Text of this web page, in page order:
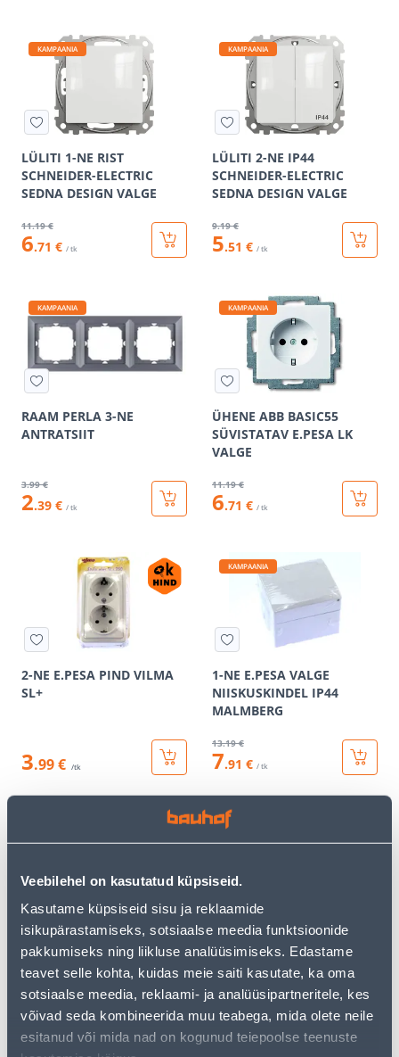
Veebilehel on kasutatud küpsiseid.
Kasutame küpsiseid sisu ja reklaamide
isikupärastamiseks, sotsiaalse meedia funktsioonide
pakkumiseks ning liikluse analüüsimiseks. Edastame
teavet selle kohta, kuidas meie saiti kasutate, ka oma
sotsiaalse meedia, reklaami- ja analüüsipartneritele, kes
võivad seda kombineerida muu teabega, mida olete neile
esitanud või mida nad on kogunud teiepoolse teenuste
KAMPAANIA
LÜLITI 1-NE RIST
SCHNEIDER-ELECTRIC
SEDNA DESIGN VALGE
11.19 €
6.71 € / tk
KAMPAANIA
LÜLITI 2-NE IP44
SCHNEIDER-ELECTRIC
SEDNA DESIGN VALGE
9.19 €
5.51 € / tk
KAMPAANIA
RAAM PERLA 3-NE
ANTRATSIIT
3.99 €
2.39 € / tk
KAMPAANIA
ÜHENE ABB BASIC55
SÜVISTATAV E.PESA LK
VALGE
11.19 €
6.71 € / tk
2-NE E.PESA PIND VILMA
SL+
3.99 € /tk
KAMPAANIA
1-NE E.PESA VALGE
NIISKUSKINDEL IP44
MALMBERG
13.19 €
7.91 € / tk
RAAM 2-NE SÜV KREEM
ASFORA
1.03 €
PISTIKUPESA 2-NE M-GA
MUST RENOVA
12.47 €